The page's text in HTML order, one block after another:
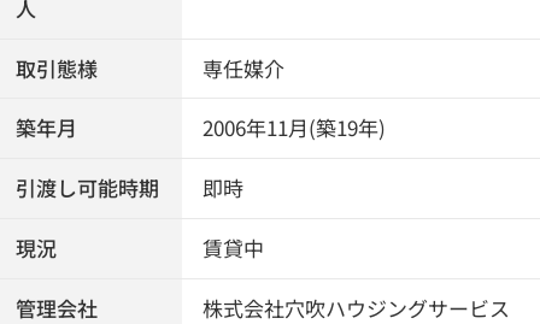
人
取引態様 専任媒介
築年月 2006年11月(築19年)
引渡し可能時期 即時
現況 賃貸中
管理会社 株式会社穴吹ハウジングサービス